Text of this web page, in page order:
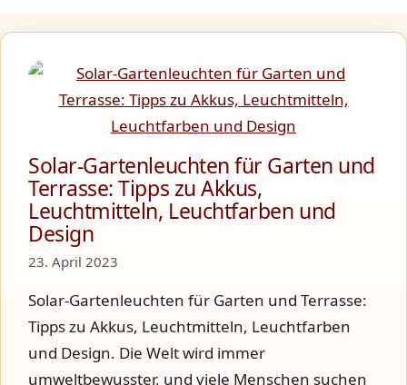
Solar-Gartenleuchten für Garten und
Terrasse: Tipps zu Akkus,
Leuchtmitteln, Leuchtfarben und
Design
23. April 2023
Solar-Gartenleuchten für Garten und Terrasse:
Tipps zu Akkus, Leuchtmitteln, Leuchtfarben
und Design. Die Welt wird immer
umweltbewusster, und viele Menschen suchen